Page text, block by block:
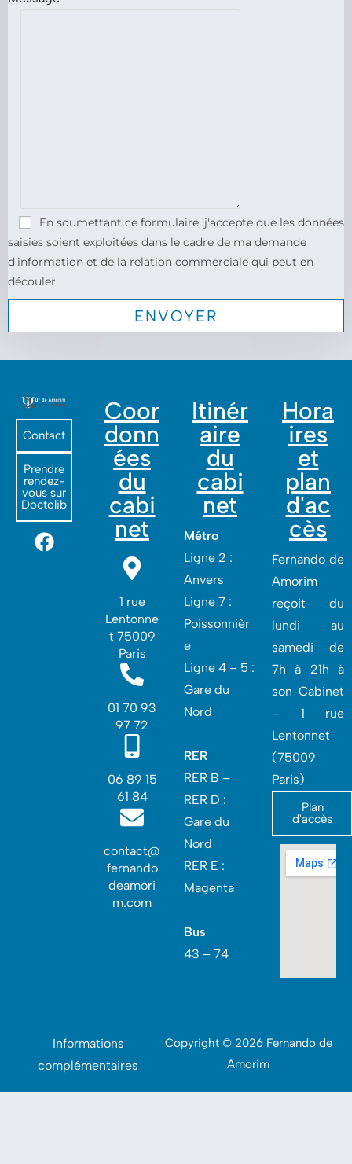
En soumettant ce formulaire, j'accepte que les données
saisies soient exploitées dans le cadre de ma demande
d'information et de la relation commerciale qui peut en
découler.
Contact
Prendre
rendez-
vous sur
Doctolib
Coor
donn
ées
du
cabi
net
1 rue
Lentonne
t 75009
Paris
01 70 93
97 72
06 89 15
61 84
contact@
fernando
deamori
m.com
Itinér
aire
du
cabi
net
Métro
Ligne 2 :
Anvers
Ligne 7 :
Poissonnièr
e
Ligne 4 – 5 :
Gare du
Nord
RER
RER B –
RER D :
Gare du
Nord‎
RER E :
Magenta
Bus
43 – 74
Hora
ires
et
plan
d'ac
cès
Fernando de
Amorim
reçoit du
lundi au
samedi de
7h à 21h à
son Cabinet
– 1 rue
Lentonnet
(75009
Paris)
Plan
d'accès
Informations
complémentaires
Copyright © 2026 Fernando de
Amorim